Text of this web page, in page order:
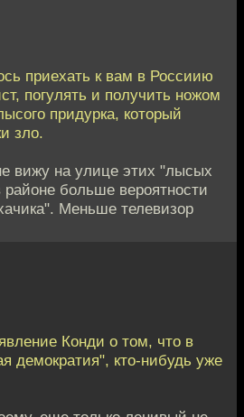
приехать к вам в Россиию
погулять и получить ножом
придурка, который
зло.
вижу на улице этих "лысых
больше вероятности
Меньше телевизор
Конди о том, что в
демократия", кто-нибудь уже